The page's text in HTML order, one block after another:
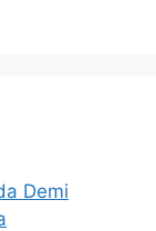
Demi